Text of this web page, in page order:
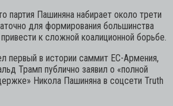
партия Пашиняна набирает около трети
для формирования большинства
к сложной коалиционной борьбе.
первый в истории саммит ЕС-Армения,
Трамп публично заявил о «полной
Никола Пашиняна в соцсети Truth